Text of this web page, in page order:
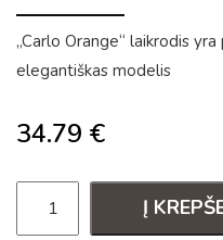
„Carlo Orange“ laikrodis
elegantiškas modelis
34.79 €
Į